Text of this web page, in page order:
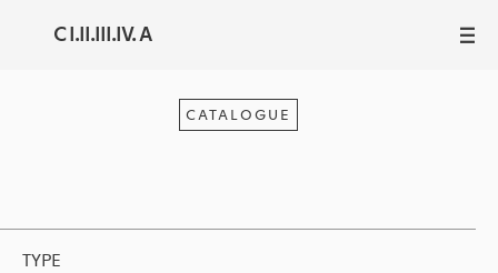
C I.II.III.IV. A III
CATALOGUE
TYPE